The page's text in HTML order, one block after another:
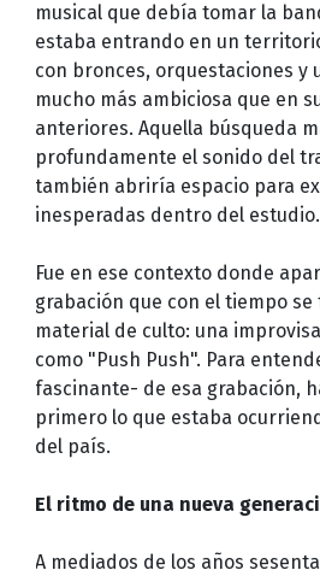
musical que debía tomar la
estaba entrando en un
con bronces, orquestaciones y
mucho más ambiciosa que en
anteriores. Aquella búsqueda
profundamente el sonido del
también abriría espacio para
inesperadas dentro del estudio.
Fue en ese contexto donde
grabación que con el tiempo
material de culto: una
como "Push Push". Para
fascinante- de esa grabación,
primero lo que estaba
del país.
El ritmo de una nueva
A mediados de los años